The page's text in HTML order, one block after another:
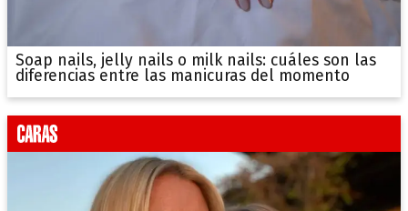
Soap nails, jelly nails o milk nails: cuáles son las
diferencias entre las manicuras del momento